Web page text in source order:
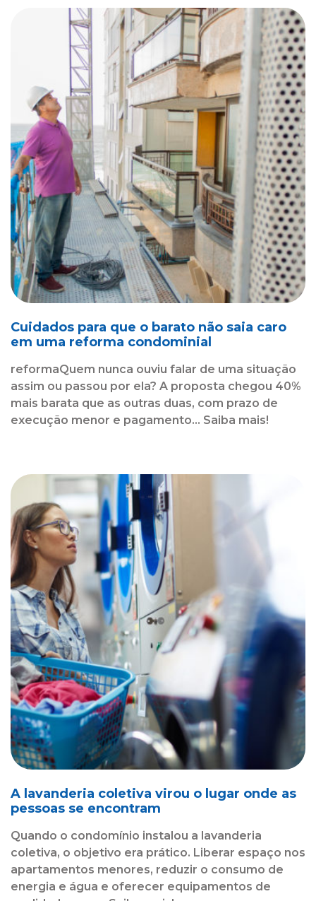
Cuidados para que o barato não saia caro
em uma reforma condominial
reformaQuem nunca ouviu falar de uma situação
assim ou passou por ela? A proposta chegou 40%
mais barata que as outras duas, com prazo de
execução menor e pagamento... Saiba mais!
A lavanderia coletiva virou o lugar onde as
pessoas se encontram
Quando o condomínio instalou a lavanderia
coletiva, o objetivo era prático. Liberar espaço nos
apartamentos menores, reduzir o consumo de
energia e água e oferecer equipamentos de